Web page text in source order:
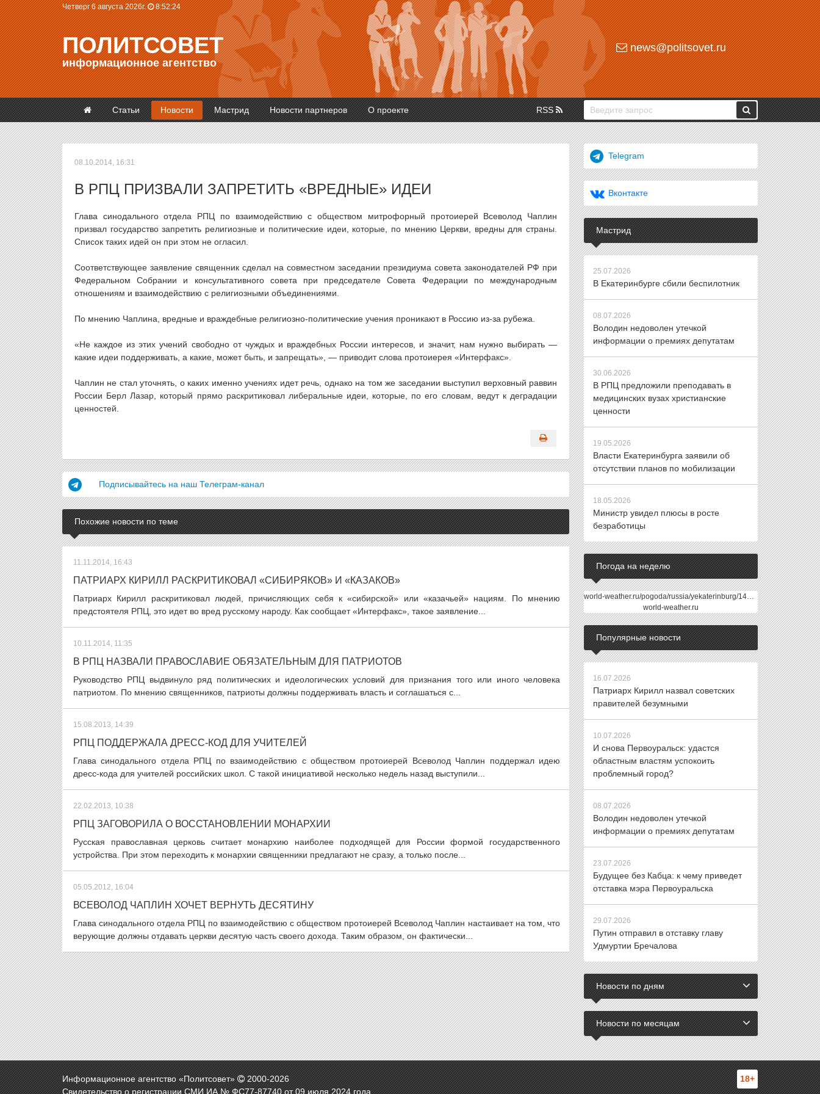
Четверг 6 августа 2026г. 8:52:24
ПОЛИТСОВЕТ
информационное агентство
news@politsovet.ru
Статьи Новости Мастрид Новости партнеров О проекте RSS
08.10.2014, 16:31
В РПЦ ПРИЗВАЛИ ЗАПРЕТИТЬ «ВРЕДНЫЕ» ИДЕИ
Глава синодального отдела РПЦ по взаимодействию с обществом митрофорный протоиерей Всеволод Чаплин
призвал государство запретить религиозные и политические идеи, которые, по мнению Церкви, вредны для страны.
Список таких идей он при этом не огласил.
Соответствующее заявление священник сделал на совместном заседании президиума совета законодателей РФ при
Федеральном Собрании и консультативного совета при председателе Совета Федерации по международным
отношениям и взаимодействию с религиозными объединениями.
По мнению Чаплина, вредные и враждебные религиозно-политические учения проникают в Россию из-за рубежа.
«Не каждое из этих учений свободно от чуждых и враждебных России интересов, и значит, нам нужно выбирать —
какие идеи поддерживать, а какие, может быть, и запрещать», — приводит слова протоиерея «Интерфакс».
Чаплин не стал уточнять, о каких именно учениях идет речь, однако на том же заседании выступил верховный раввин
России Берл Лазар, который прямо раскритиковал либеральные идеи, которые, по его словам, ведут к деградации
ценностей.
Подписывайтесь на наш Телеграм-канал
Похожие новости по теме
11.11.2014, 16:43
ПАТРИАРХ КИРИЛЛ РАСКРИТИКОВАЛ «СИБИРЯКОВ» И «КАЗАКОВ»
Патриарх Кирилл раскритиковал людей, причисляющих себя к «сибирской» или «казачьей» нациям. По мнению
предстоятеля РПЦ, это идет во вред русскому народу. Как сообщает «Интерфакс», такое заявление...
10.11.2014, 11:35
В РПЦ НАЗВАЛИ ПРАВОСЛАВИЕ ОБЯЗАТЕЛЬНЫМ ДЛЯ ПАТРИОТОВ
Руководство РПЦ выдвинуло ряд политических и идеологических условий для признания того или иного человека
патриотом. По мнению священников, патриоты должны поддерживать власть и соглашаться с...
15.08.2013, 14:39
РПЦ ПОДДЕРЖАЛА ДРЕСС-КОД ДЛЯ УЧИТЕЛЕЙ
Глава синодального отдела РПЦ по взаимодействию с обществом протоиерей Всеволод Чаплин поддержал идею
дресс-кода для учителей российских школ. С такой инициативой несколько недель назад выступили...
22.02.2013, 10:38
РПЦ ЗАГОВОРИЛА О ВОССТАНОВЛЕНИИ МОНАРХИИ
Русская православная церковь считает монархию наиболее подходящей для России формой государственного
устройства. При этом переходить к монархии священники предлагают не сразу, а только после...
05.05.2012, 16:04
ВСЕВОЛОД ЧАПЛИН ХОЧЕТ ВЕРНУТЬ ДЕСЯТИНУ
Глава синодального отдела РПЦ по взаимодействию с обществом протоиерей Всеволод Чаплин настаивает на том, что
верующие должны отдавать церкви десятую часть своего дохода. Таким образом, он фактически...
Telegram
Вконтакте
Мастрид
25.07.2026
В Екатеринбурге сбили беспилотник
08.07.2026
Володин недоволен утечкой
информации о премиях депутатам
30.06.2026
В РПЦ предложили преподавать в
медицинских вузах христианские
ценности
19.05.2026
Власти Екатеринбурга заявили об
отсутствии планов по мобилизации
18.05.2026
Министр увидел плюсы в росте
безработицы
Погода на неделю
world-weather.ru/pogoda/russia/yekaterinburg/14days/
world-weather.ru
Популярные новости
16.07.2026
Патриарх Кирилл назвал советских
правителей безумными
10.07.2026
И снова Первоуральск: удастся
областным властям успокоить
проблемный город?
08.07.2026
Володин недоволен утечкой
информации о премиях депутатам
23.07.2026
Будущее без Кабца: к чему приведет
отставка мэра Первоуральска
29.07.2026
Путин отправил в отставку главу
Удмуртии Бречалова
Новости по дням
Новости по месяцам
Информационное агентство «Политсовет» 2000-2026
Свидетельство о регистрации СМИ ИА № ФС77-87740 от 09 июля 2024 года.
18+